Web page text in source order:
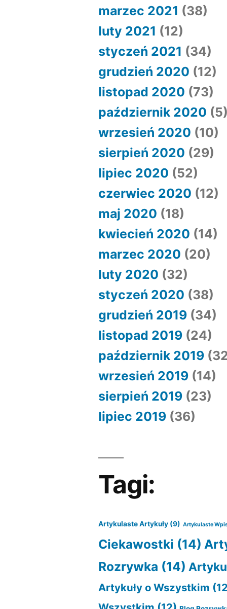
marzec 2021 (38)
luty 2021 (12)
styczeń 2021 (34)
grudzień 2020 (12)
listopad 2020 (73)
październik 2020
wrzesień 2020 (10)
sierpień 2020 (29)
lipiec 2020 (52)
czerwiec 2020 (12)
maj 2020 (18)
kwiecień 2020 (14)
marzec 2020 (20)
luty 2020 (32)
styczeń 2020 (38)
grudzień 2019 (34)
listopad 2019 (24)
październik 2019
wrzesień 2019 (14)
sierpień 2019 (23)
lipiec 2019 (36)
Tagi:
Artykulaste Artykuły (9) Artykulaste
Ciekawostki (14)
Rozrywka (14)
Artykuły o Wszystkim